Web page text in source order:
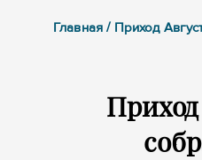
Главная / Приход